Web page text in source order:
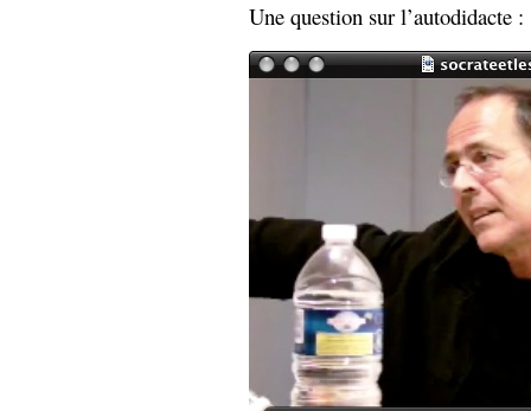
Une question sur l’autodidacte :